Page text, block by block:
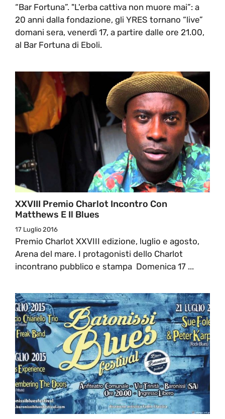
“Bar Fortuna”. "L'erba cattiva non muore mai”: a
20 anni dalla fondazione, gli YRES tornano “live”
domani sera, venerdì 17, a partire dalle ore 21.00,
al Bar Fortuna di Eboli.
XXVIII Premio Charlot Incontro Con
Matthews E Il Blues
17 Luglio 2016
Premio Charlot XXVIII edizione, luglio e agosto,
Arena del mare. I protagonisti dello Charlot
incontrano pubblico e stampa Domenica 17 ...